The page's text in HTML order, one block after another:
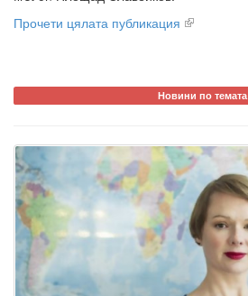
Прочети цялата публикация
Новини по темата